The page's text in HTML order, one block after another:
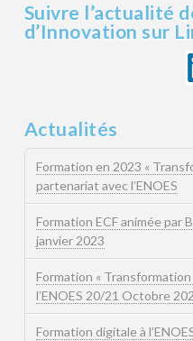
Suivre l’actualité
d’Innovation sur
Actualités
Formation en 2023 «
partenariat avec l’ENOES
Formation ECF animée par
janvier 2023
Formation «
l’ENOES 20/21 Octobre
Formation digitale à